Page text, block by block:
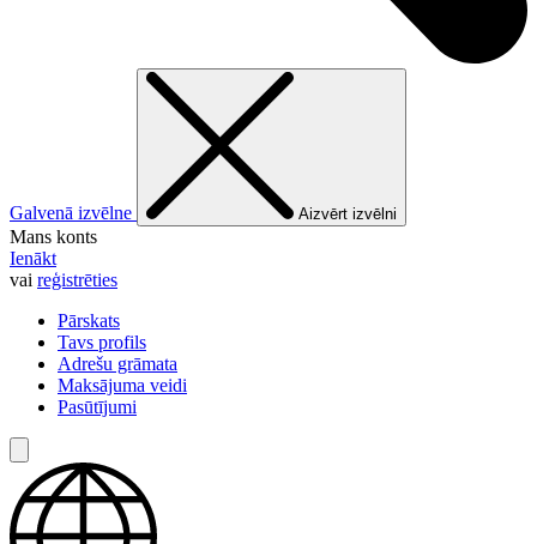
Galvenā izvēlne Aizvērt izvēlni
Mans konts
Ienākt
vai reģistrēties
Pārskats
Tavs profils
Adrešu grāmata
Maksājuma veidi
Pasūtījumi